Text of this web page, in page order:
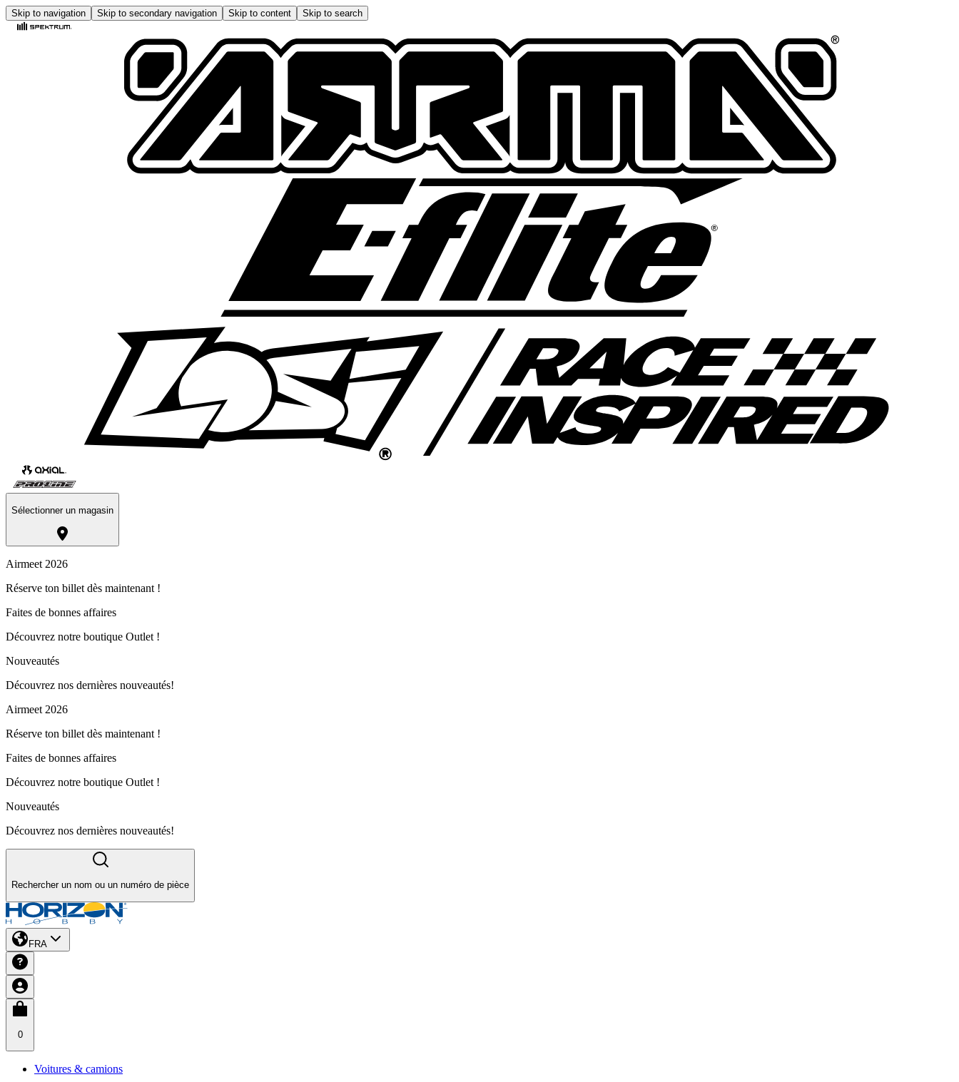
Skip to navigation Skip to secondary navigation Skip to content Skip to search
Sélectionner un magasin
Airmeet 2026
Réserve ton billet dès maintenant !
Faites de bonnes affaires
Découvrez notre boutique Outlet !
Nouveautés
Découvrez nos dernières nouveautés!
Airmeet 2026
Réserve ton billet dès maintenant !
Faites de bonnes affaires
Découvrez notre boutique Outlet !
Nouveautés
Découvrez nos dernières nouveautés!
Rechercher un nom ou un numéro de pièce
FRA
0
Voitures & camions